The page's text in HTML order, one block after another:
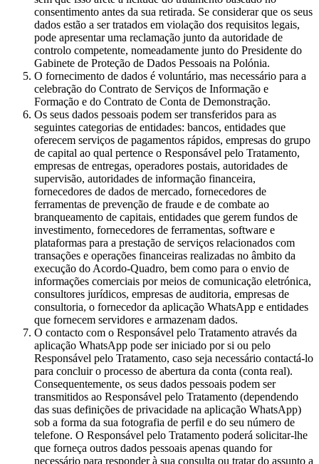
consentimento antes da sua retirada. Se considerar que os seus
dados estão a ser tratados em violação dos requisitos legais,
pode apresentar uma reclamação junto da autoridade de
controlo competente, nomeadamente junto do Presidente do
Gabinete de Proteção de Dados Pessoais na Polónia.
O fornecimento de dados é voluntário, mas necessário para a
celebração do Contrato de Serviços de Informação e
Formação e do Contrato de Conta de Demonstração.
Os seus dados pessoais podem ser transferidos para as
seguintes categorias de entidades: bancos, entidades que
oferecem serviços de pagamentos rápidos, empresas do grupo
de capital ao qual pertence o Responsável pelo Tratamento,
empresas de entregas, operadores postais, autoridades de
supervisão, autoridades de informação financeira,
fornecedores de dados de mercado, fornecedores de
ferramentas de prevenção de fraude e de combate ao
branqueamento de capitais, entidades que gerem fundos de
investimento, fornecedores de ferramentas, software e
plataformas para a prestação de serviços relacionados com
transações e operações financeiras realizadas no âmbito da
execução do Acordo-Quadro, bem como para o envio de
informações comerciais por meios de comunicação eletrónica,
consultores jurídicos, empresas de auditoria, empresas de
consultoria, o fornecedor da aplicação WhatsApp e entidades
que fornecem servidores e armazenam dados.
O contacto com o Responsável pelo Tratamento através da
aplicação WhatsApp pode ser iniciado por si ou pelo
Responsável pelo Tratamento, caso seja necessário contactá-lo
para concluir o processo de abertura da conta (conta real).
Consequentemente, os seus dados pessoais podem ser
transmitidos ao Responsável pelo Tratamento (dependendo
das suas definições de privacidade na aplicação WhatsApp)
sob a forma da sua fotografia de perfil e do seu número de
telefone. O Responsável pelo Tratamento poderá solicitar-lhe
que forneça outros dados pessoais apenas quando for
necessário para responder à sua consulta ou tratar do assunto a